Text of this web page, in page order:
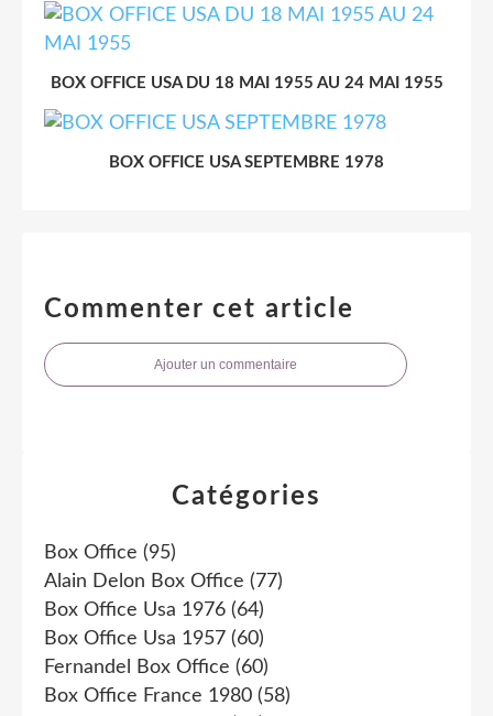
BOX OFFICE USA DU 18 MAI 1955 AU 24 MAI 1955
BOX OFFICE USA SEPTEMBRE 1978
Commenter cet article
Ajouter un commentaire
Catégories
Box Office (95)
Alain Delon Box Office (77)
Box Office Usa 1976 (64)
Box Office Usa 1957 (60)
Fernandel Box Office (60)
Box Office France 1980 (58)